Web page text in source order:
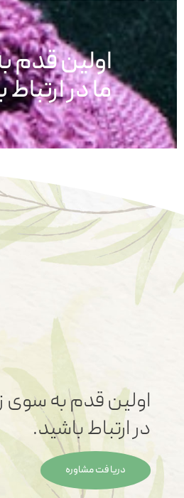
اولین قدم
ما در
اولین قدم به سوی
در ارتباط باشید.
دریافت مشاوره